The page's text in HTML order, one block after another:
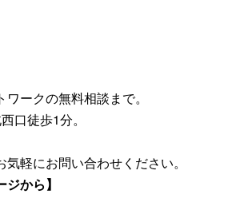
ークの無料相談まで。
口徒歩1分。
軽にお問い合わせください。
から】